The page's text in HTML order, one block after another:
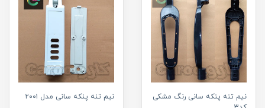
نیم تنه پنکه سانی رنگ مشکی
نیم تنه پنکه سانی مدل ۲۰۰۱